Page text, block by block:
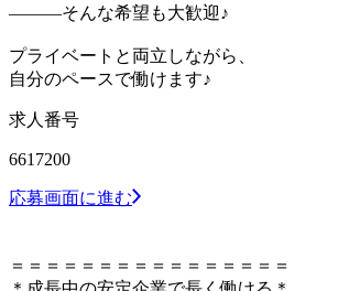
―――そんな希望も大歓迎♪
プライベートと両立しながら、
自分のペースで働けます♪
求人番号
6617200
応募画面に進む
＝＝＝＝＝＝＝＝＝＝＝＝＝＝＝＝